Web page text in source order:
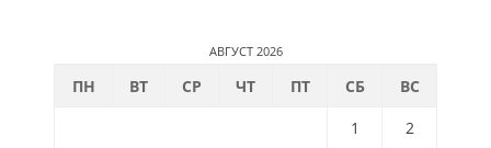
АВГУСТ 2026
ПН ВТ СР ЧТ ПТ СБ
ВС
1
2